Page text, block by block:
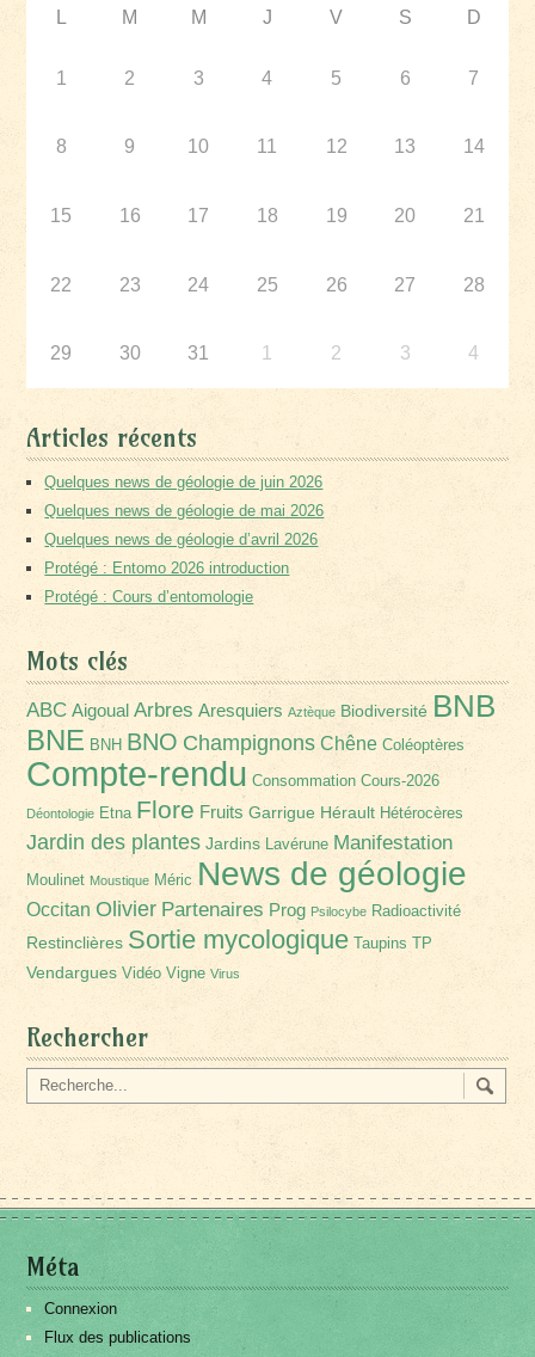
L M M J V S D
1 2 3 4 5 6 7
8 9 10 11 12 13 14
15 16 17 18 19 20 21
22 23 24 25 26 27 28
29 30 31 1 2 3 4
Articles récents
Quelques news de géologie de juin 2026
Quelques news de géologie de mai 2026
Quelques news de géologie d’avril 2026
Protégé : Entomo 2026 introduction
Protégé : Cours d’entomologie
Mots clés
ABC Aigoual Arbres Aresquiers Aztèque Biodiversité BNB
BNE BNH BNO Champignons Chêne Coléoptères
Compte-rendu Consommation Cours-2026
Déontologie Etna Flore Fruits Garrigue Hérault Hétérocères
Jardin des plantes Jardins Lavérune Manifestation
Moulinet Moustique Méric News de géologie
Occitan Olivier Partenaires Prog Psilocybe Radioactivité
Restinclières Sortie mycologique Taupins TP
Vendargues Vidéo Vigne Virus
Rechercher
Méta
Connexion
Flux des publications